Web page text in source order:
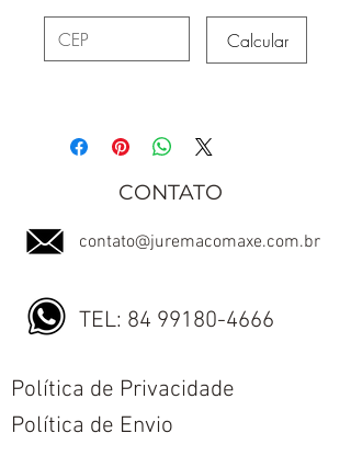
Calcular
CONTATO
contato@juremacomaxe.com.br
TEL: 84 99180-4666
Política de Privacidade
Política de Envio